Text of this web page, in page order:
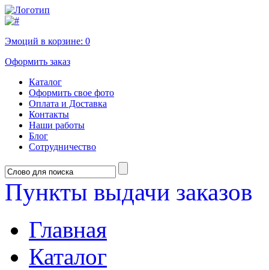
Эмоций в корзине: 0
Оформить заказ
Каталог
Оформить свое фото
Оплата и Доставка
Контакты
Наши работы
Блог
Сотрудничество
Пункты выдачи заказов
Главная
Каталог